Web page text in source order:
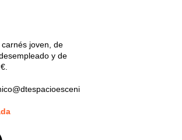
joven, de
y de